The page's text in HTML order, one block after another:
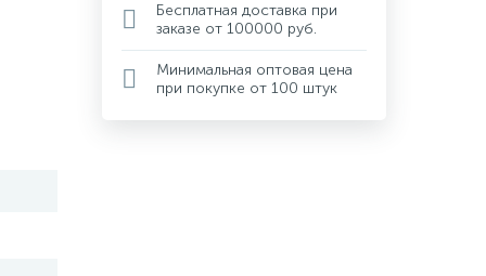
Бесплатная доставка при
заказе от 100000 руб.
Минимальная оптовая цена
при покупке от 100 штук